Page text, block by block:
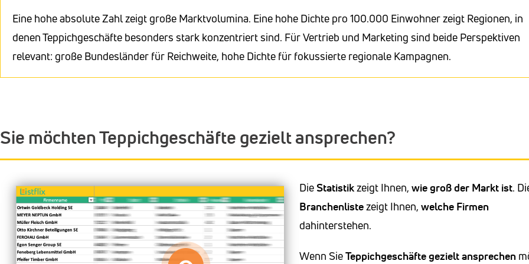
Eine hohe absolute Zahl zeigt große Marktvolumina. Eine hohe Dichte pro 100.000 Einwohner zeigt Regionen, in
denen Teppichgeschäfte besonders stark konzentriert sind. Für Vertrieb und Marketing sind beide Perspektiven
relevant: große Bundesländer für Reichweite, hohe Dichte für fokussierte regionale Kampagnen.
Sie möchten Teppichgeschäfte gezielt ansprechen?
DieStatistikzeigt Ihnen, wie groß der Markt ist.
Branchenlistezeigt Ihnen, welche Firmen
dahinterstehen.
Wenn SieTeppichgeschäftegezielt ansprechen